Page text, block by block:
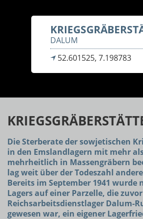
DALUM
52.601525, 7.198783
Die Sterberate der sowjetischen
in den Emslandlagern mit mehr
mehrheitlich in Massengräbern
lag weit über der Todeszahl
Bereits im September 1941 wurde
Lagers auf einer Parzelle, die
Reichsarbeitsdienstlager Dalum-
gewesen war, ein eigener